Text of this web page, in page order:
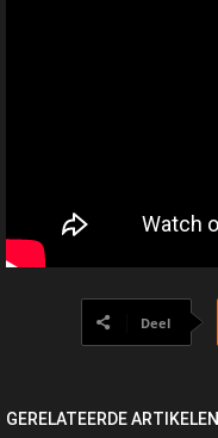
Deel
GERELATEERDE ARTIKELEN